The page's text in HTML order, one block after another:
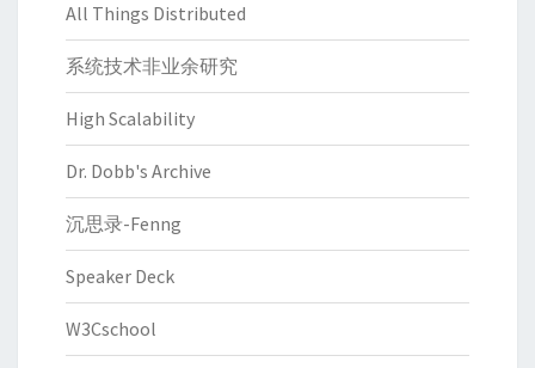
All Things Distributed
系统技术非业余研究
High Scalability
Dr. Dobb's Archive
沉思录-Fenng
Speaker Deck
W3Cschool